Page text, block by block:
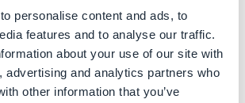
personalise content and ads, to
features and to analyse our traffic.
about your use of our site with
advertising and analytics partners who
other information that you’ve
está desactivando no cancela la
en las tiendas.
recordárselo a tus usuarios, y también
sus suscripciones ya que se
desde las tiendas: